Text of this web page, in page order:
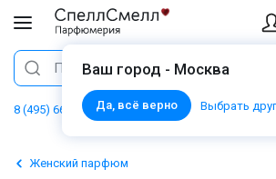
Ваш город - Москва
Да, всё верно Выбрать
Поиск
8 (495) 668 06 02
Женский парфюм